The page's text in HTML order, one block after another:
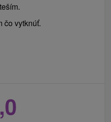
čo vytknúť.